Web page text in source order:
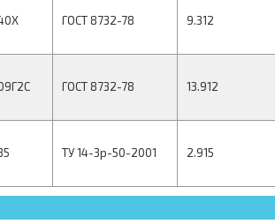
ГОСТ 8732-78 9.312
ГОСТ 8732-78 13.912
ТУ 14-3р-50-2001 2.915